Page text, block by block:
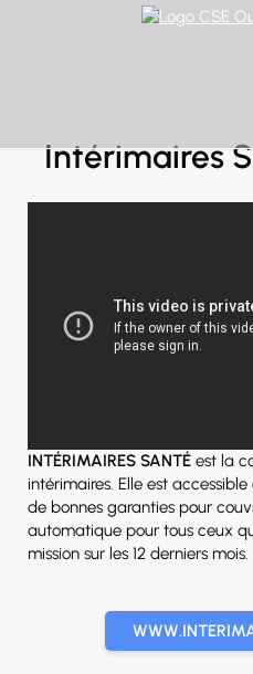
Intérimaires
INTÉRIMAIRES SANTÉ est la
intérimaires. Elle est
de bonnes garanties pour
automatique pour tous ceux
mission sur les 12 derniers mois.
Panneau de gestion des cookies